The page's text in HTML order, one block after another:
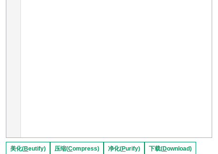
美化(Beutify) 压缩(Compress) 净化(Purify) 下载(Download)